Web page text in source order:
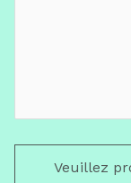
Veuillez